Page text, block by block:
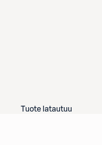
Tuote latautuu